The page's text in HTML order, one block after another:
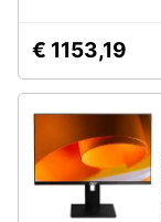
€ 1153,19